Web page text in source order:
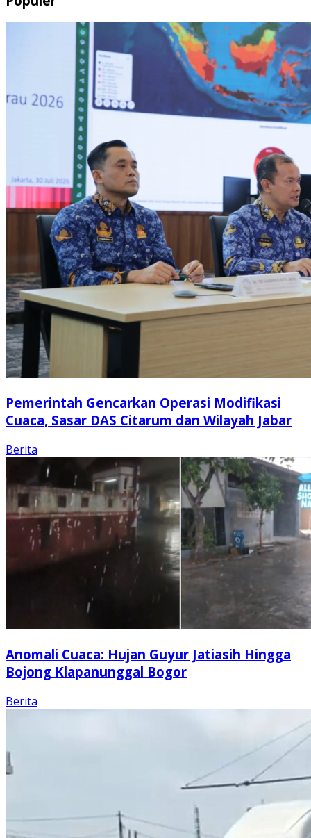
Pemerintah Gencarkan Operasi Modifikasi
Cuaca, Sasar DAS Citarum dan Wilayah Jabar
Berita
Anomali Cuaca: Hujan Guyur Jatiasih Hingga
Bojong Klapanunggal Bogor
Berita